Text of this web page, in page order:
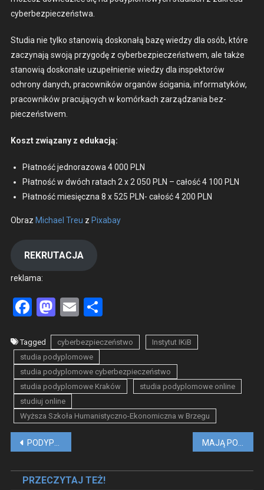
cyber­bez­pieczeńst­wa.
Stu­dia nie tylko stanow­ią doskon­ałą bazę wiedzy dla osób, które
zaczy­na­ją swo­ją przy­godę z cyber­bez­pieczeńst­wem, ale także
stanow­ią doskon­ałe uzu­pełnie­nie wiedzy dla inspek­torów
ochrony danych, pra­cown­ików organów ści­ga­nia, infor­matyków,
pra­cown­ików pracu­ją­cych w komórkach zarządza­nia bez­
pieczeńst­wem.
Koszt związany z edukacją:
Płat­ność jed­no­ra­zowa 4 000 PLN
Płat­ność w dwóch rat­ach 2 x 2 050 PLN – całość 4 100 PLN
Płat­ność miesięcz­na 8 x 525 PLN- całość 4 200 PLN
Obraz Michael Treu z Pix­abay
REKRUTACJA
rekla­ma:
Facebook
Mastodon
EmailShare
Tagged cyberbezpieczeństwo
Instytut IKiB
studia podyplomowe
studia podyplomowe cyberbezpieczeństwo
studia podyplomowe Kraków
studia podyplomowe online
studiuj online
Wyższa Szkoła Humanistyczno-Ekonomiczna w Brzegu
Nawigacja
wpisu
PODYPLOMOWE STUDIA Z ZAKRESU PSYCHOLOGII. KTÓRY KIERUNEK WYBRAĆ?
PRZECZYTAJ TEŻ!